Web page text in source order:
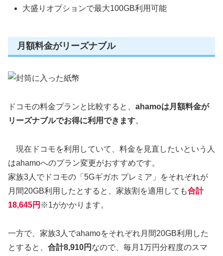
大盛りオプションで最大100GB利用可能
月額料金がリーズナブル
ドコモの料金プランと比較すると、 ahamoは月額料金が
リーズナブルでお得に利用できます。
現在ドコモを利用していて、料金を見直したいという人
はahamoへのプラン変更がおすすめです。
家族3人でドコモの「5Gギガホ プレミア」をそれぞれが
月間20GB利用したとすると、家族割を適用しても合計
18,645円 ※1がかかります。
一方で、家族3人でahamoをそれぞれ月間20GB利用した
とすると、 合計8,910円 なので、毎月1万円分程度のスマ